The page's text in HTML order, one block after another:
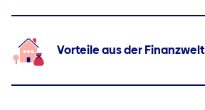
Vorteile aus der Finanzwelt